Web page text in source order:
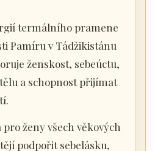
termálního pramene
Pamíru v Tádžikistánu
ženskost, sebeúctu,
a schopnost přijímat
ženy všech věkových
podpořit sebelásku,